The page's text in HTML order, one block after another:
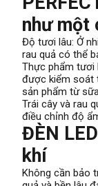
như một
Độ tươi lâu: Ở
rau quả có thể
Thực phẩm tươi
được kiểm soát
sản phẩm từ
Trái cây và rau
điều chỉnh độ
ĐÈN
khí
Không cần bảo